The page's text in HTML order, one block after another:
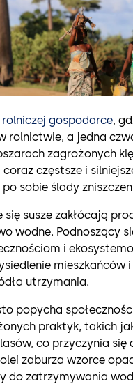
rolniczej gospodarce,
rolnictwie, a jedna
zagrożonych
częstsze i
sobie ślady
się susze zakłócają
wodne. Podnoszący
i
mieszkańców
utrzymania.
popycha
praktyk, takich
co przyczynia się
zaburza wzorce
do zatrzymywania